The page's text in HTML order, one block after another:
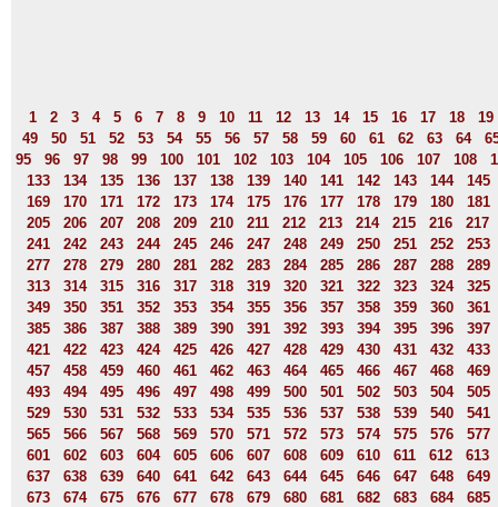
1 2 3 4 5 6 7 8 9 10 11 12 13 14 15 16 17 18
19
49
50 51 52 53 54 55 56 57 58 59 60 61 62 63 64
95
96 97 98 99 100 101 102 103 104 105 106 107 108
133
134 135 136 137 138 139 140 141 142 143 144
145
169
170 171 172 173 174 175 176 177 178 179 180
181
205
206 207 208 209 210 211 212 213 214 215 216
217
241
242 243 244 245 246 247 248 249 250 251 252
253
277
278 279 280 281 282 283 284 285 286 287 288
289
313
314 315 316 317 318 319 320 321 322 323 324
325
349
350 351 352 353 354 355 356 357 358 359 360
361
385
386 387 388 389 390 391 392 393 394 395 396
397
421
422 423 424 425 426 427 428 429 430 431 432
433
457
458 459 460 461 462 463 464 465 466 467 468
469
493
494 495 496 497 498 499 500 501 502 503 504
505
529
530 531 532 533 534 535 536 537 538 539 540
541
565
566 567 568 569 570 571 572 573 574 575 576
577
601
602 603 604 605 606 607 608 609 610 611 612
613
637
638 639 640 641 642 643 644 645 646 647 648
649
673
674 675 676 677 678 679 680 681 682 683 684
685